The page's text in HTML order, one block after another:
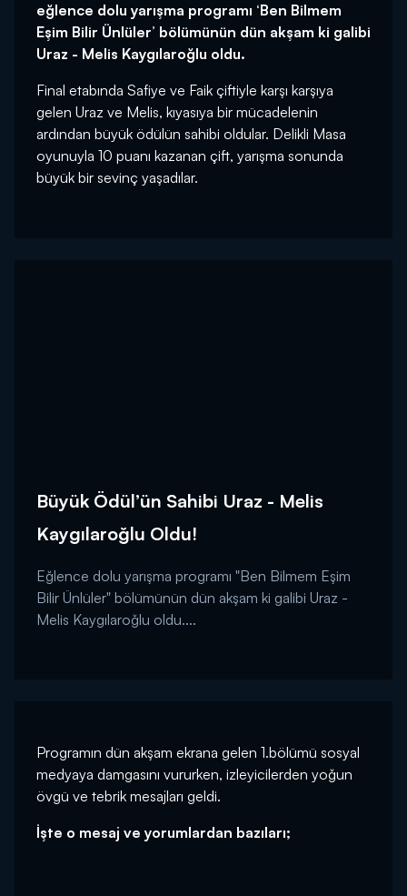
eğlence dolu yarışma programı ‘Ben Bilmem
Eşim Bilir Ünlüler’ bölümünün dün akşam ki galibi
Uraz - Melis Kaygılaroğlu oldu.
Final etabında Safiye ve Faik çiftiyle karşı karşıya
gelen Uraz ve Melis, kıyasıya bir mücadelenin
ardından büyük ödülün sahibi oldular. Delikli Masa
oyunuyla 10 puanı kazanan çift, yarışma sonunda
büyük bir sevinç yaşadılar.
Büyük Ödül’ün Sahibi Uraz - Melis
Kaygılaroğlu Oldu!
Eğlence dolu yarışma programı "Ben Bilmem Eşim
Bilir Ünlüler" bölümünün dün akşam ki galibi Uraz -
Melis Kaygılaroğlu oldu....
Programın dün akşam ekrana gelen 1.bölümü sosyal
medyaya damgasını vururken, izleyicilerden yoğun
övgü ve tebrik mesajları geldi.
İşte o mesaj ve yorumlardan bazıları;